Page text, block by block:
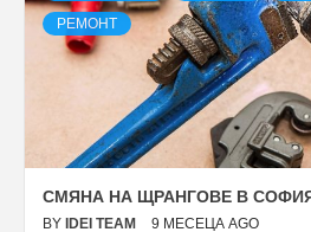
РЕМОНТ
СМЯНА НА ЩРАНГОВЕ В
BY IDEI TEAM 9 МЕСЕЦА AGO